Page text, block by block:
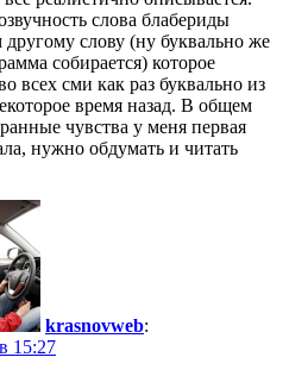
слова блабериды
слову (ну буквально же
собирается) которое
всех сми как раз буквально из
время назад. В общем
чувства у меня первая
нужно обдумать и читать
krasnovweb:
15:27